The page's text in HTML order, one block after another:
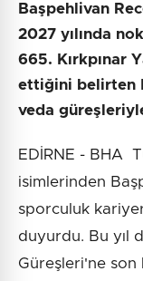
Başpehlivan
2027 yılında
665. Kırkpınar
ettiğini belirten
veda
EDİRNE - BHA
isimlerinden
sporculuk
duyurdu. Bu yıl
Güreşleri'ne son